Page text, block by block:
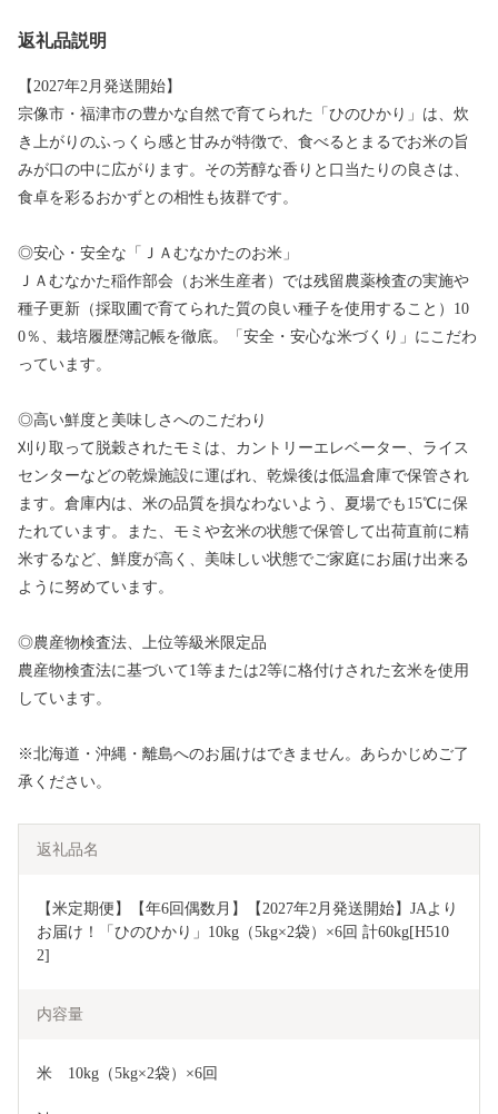
返礼品説明
【2027年2月発送開始】
宗像市・福津市の豊かな自然で育てられた「ひのひかり」は、炊
き上がりのふっくら感と甘みが特徴で、食べるとまるでお米の旨
みが口の中に広がります。その芳醇な香りと口当たりの良さは、
食卓を彩るおかずとの相性も抜群です。
◎安心・安全な「ＪＡむなかたのお米」
ＪＡむなかた稲作部会（お米生産者）では残留農薬検査の実施や
種子更新（採取圃で育てられた質の良い種子を使用すること）10
0％、栽培履歴簿記帳を徹底。「安全・安心な米づくり」にこだわ
っています。
◎高い鮮度と美味しさへのこだわり
刈り取って脱穀されたモミは、カントリーエレベーター、ライス
センターなどの乾燥施設に運ばれ、乾燥後は低温倉庫で保管され
ます。倉庫内は、米の品質を損なわないよう、夏場でも15℃に保
たれています。また、モミや玄米の状態で保管して出荷直前に精
米するなど、鮮度が高く、美味しい状態でご家庭にお届け出来る
ように努めています。
◎農産物検査法、上位等級米限定品
農産物検査法に基づいて1等または2等に格付けされた玄米を使用
しています。
※北海道・沖縄・離島へのお届けはできません。あらかじめご了
承ください。
返礼品名
【米定期便】【年6回偶数月】【2027年2月発送開始】JAより
お届け！「ひのひかり」10kg（5kg×2袋）×6回 計60kg[H510
2]
内容量
米　10kg（5kg×2袋）×6回